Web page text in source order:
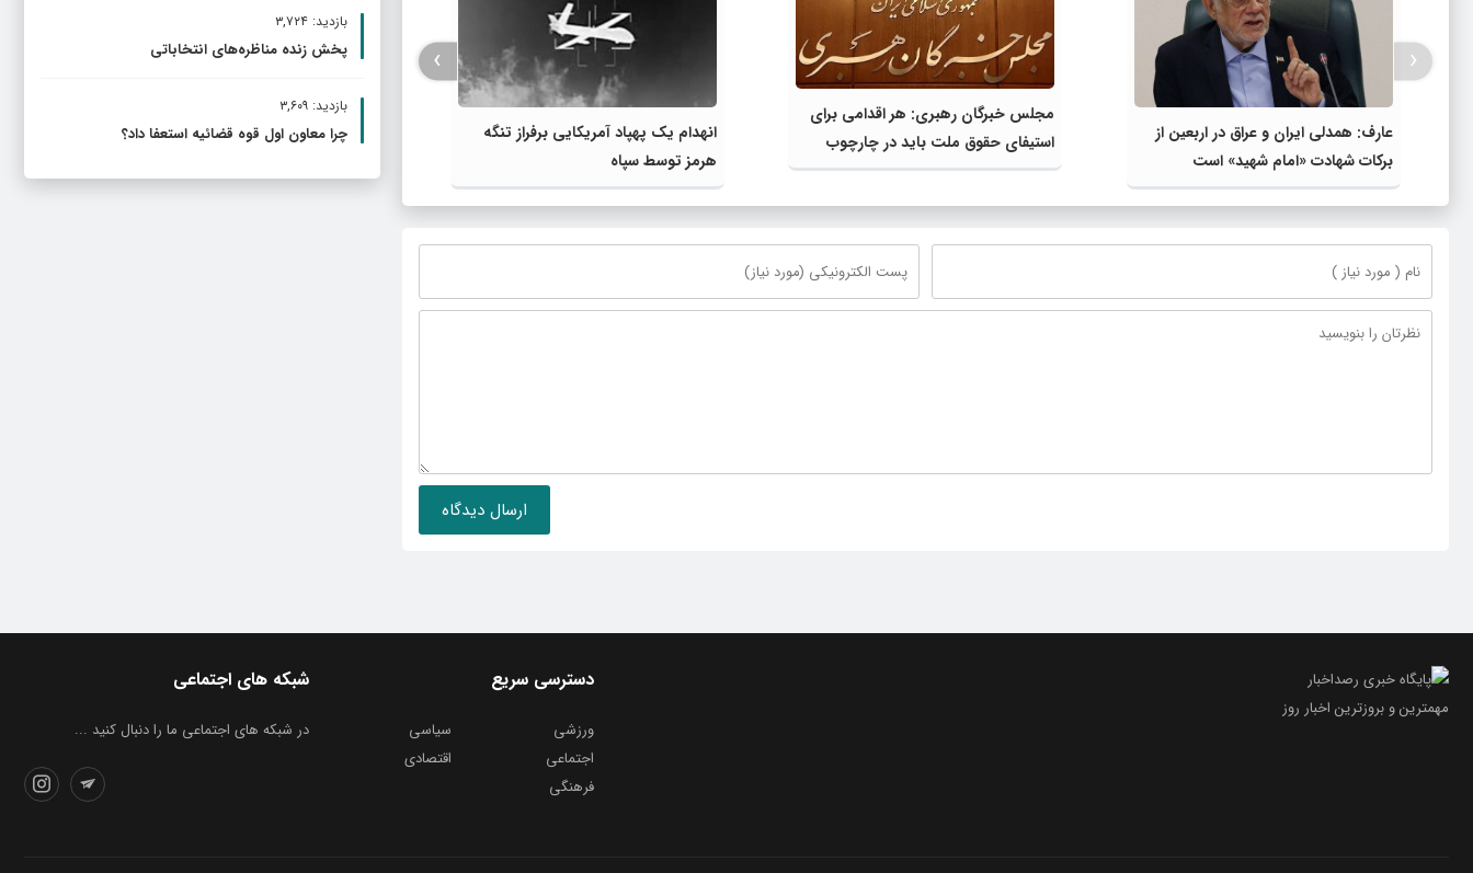
عارف: همدلی ایران و عراق در اربعین از
برکات شهادت «امام شهید» است
مجلس خبرگان رهبری: هر اقدامی برای
استیفای حقوق ملت باید در چارچوب
تدابیر رهبر انقلاب باشد
انهدام یک پهپاد آمریکایی برفراز تنگه
هرمز توسط سپاه
اعلام ۱۸ مسیر برای بازگشت
‹
›
بازدید: ۳,۷۲۴
پخش زنده مناظره‌های انتخاباتی
بازدید: ۳,۶۰۹
چرا معاون اول قوه قضائیه استعفا داد؟
مهمترین و بروز‌ترین اخبار روز
شبکه های اجتماعی
در شبکه های اجتماعی ما را دنبال کنید ...
دسترسی سریع
ورزشی
سیاسی
اجتماعی
اقتصادی
فرهنگی